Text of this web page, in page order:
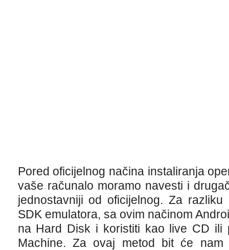
Pored oficijelnog načina instaliranja
vaše računalo moramo navesti i
jednostavniji od oficijelnog. Za
SDK emulatora, sa ovim načinom
na Hard Disk i koristiti kao live CD ili
Machine. Za ovaj metod bit će nam